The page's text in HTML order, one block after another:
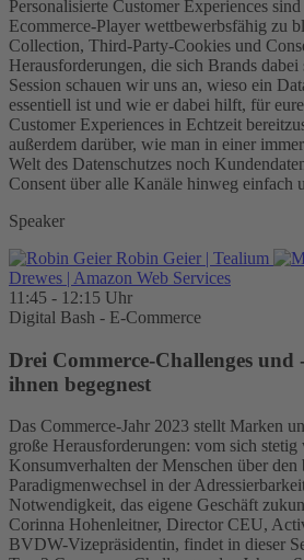
Personalisierte Customer Experiences
Ecommerce-Player wettbewerbsfähig zu
Collection, Third-Party-Cookies und
Herausforderungen, die sich Brands dabei
Session schauen wir uns an, wieso ein
essentiell ist und wie er dabei hilft, für
Customer Experiences in Echtzeit
außerdem darüber, wie man in einer
Welt des Datenschutzes noch
Consent über alle Kanäle hinweg einfach
Speaker
Robin Geier | Tealium
Drewes | Amazon Web Services
11:45 - 12:15 Uhr
Digital Bash - E-Commerce
Drei Commerce-Challenges und
ihnen begegnest
Das Commerce-Jahr 2023 stellt Marken
große Herausforderungen: vom sich
Konsumverhalten der Menschen über den
Paradigmenwechsel in der
Notwendigkeit, das eigene Geschäft
Corinna Hohenleitner, Director CEU,
BVDW-Vizepräsidentin, findet in dieser